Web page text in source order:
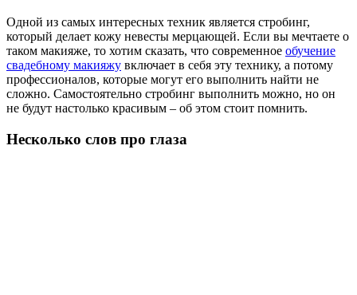
Одной из самых интересных техник является стробинг,
который делает кожу невесты мерцающей. Если вы мечтаете о
таком макияже, то хотим сказать, что современное обучение
свадебному макияжу включает в себя эту технику, а потому
профессионалов, которые могут его выполнить найти не
сложно. Самостоятельно стробинг выполнить можно, но он
не будут настолько красивым – об этом стоит помнить.
Несколько слов про глаза